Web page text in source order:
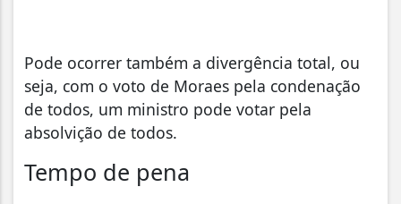
Pode ocorrer também a divergência total, ou
seja, com o voto de Moraes pela condenação
de todos, um ministro pode votar pela
absolvição de todos.
Tempo de pena